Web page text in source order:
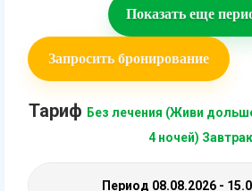
Показать еще
Запросить бронирование
Тариф Без лечения (Живи
4 ночей) Завтрак
Период 08.08.2026 -